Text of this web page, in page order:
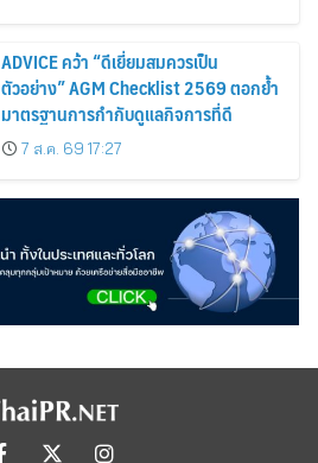
ADVICE คว้า “ดีเยี่ยมสมควรเป็น
ตัวอย่าง” AGM Checklist 2569 ตอกย้ำ
มาตรฐานการกำกับดูแลกิจการที่ดี
7 ส.ค. 69 17:27